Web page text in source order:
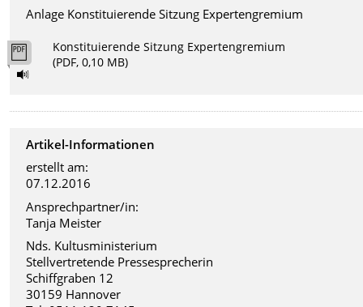
Anlage Konstituierende Sitzung Expertengremium
Konstituierende Sitzung Expertengremium
(PDF, 0,10 MB)
Artikel-Informationen
erstellt am:
07.12.2016
Ansprechpartner/in:
Tanja Meister
Nds. Kultusministerium
Stellvertretende Pressesprecherin
Schiffgraben 12
30159 Hannover